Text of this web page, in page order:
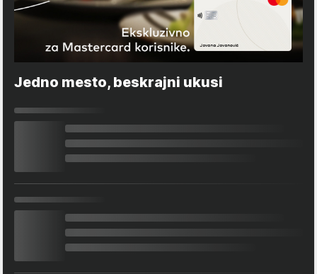
Jedno mesto, beskrajni ukusi